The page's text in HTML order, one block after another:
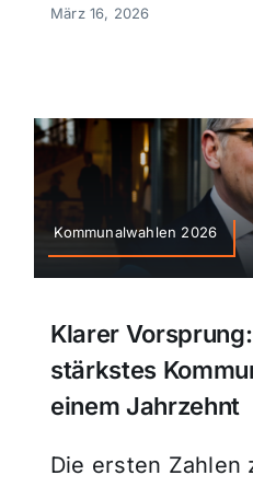
März 16, 2026
Kommunalwahlen 2026
Klarer
stärkstes
einem Jahrzehnt
Die ersten Zahlen